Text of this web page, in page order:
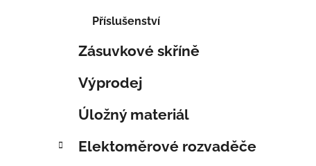
Příslušenství
Zásuvkové skříně
Výprodej
Úložný materiál
Elektoměrové rozvaděče